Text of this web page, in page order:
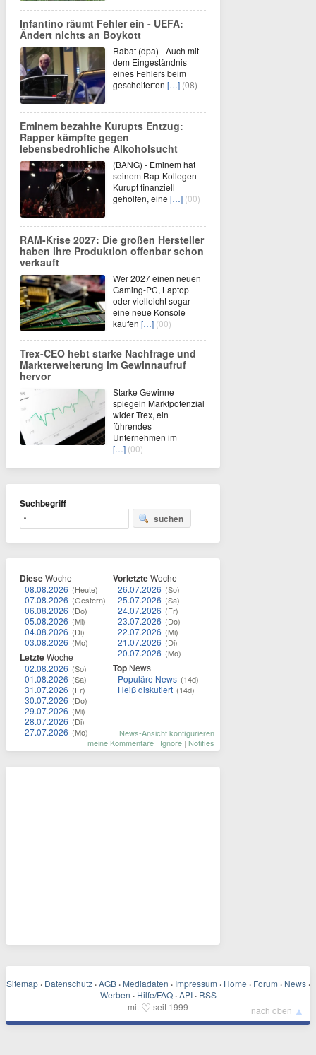
Infantino räumt Fehler ein - UEFA:
Ändert nichts an Boykott
Rabat (dpa) - Auch mit
dem Eingeständnis
eines Fehlers beim
gescheiterten […] (08)
Eminem bezahlte Kurupts Entzug:
Rapper kämpfte gegen
lebensbedrohliche Alkoholsucht
(BANG) - Eminem hat
seinem Rap-Kollegen
Kurupt finanziell
geholfen, eine […] (00)
RAM-Krise 2027: Die großen Hersteller
haben ihre Produktion offenbar schon
verkauft
Wer 2027 einen neuen
Gaming-PC, Laptop
oder vielleicht sogar
eine neue Konsole
kaufen […] (00)
Trex-CEO hebt starke Nachfrage und
Markterweiterung im Gewinnaufruf
hervor
Starke Gewinne
spiegeln Marktpotenzial
wider Trex, ein
führendes
Unternehmen im
[…] (00)
Suchbegriff
suchen
DieseWoche
08.08.2026 (Heute)
07.08.2026 (Gestern)
06.08.2026 (Do)
05.08.2026 (Mi)
04.08.2026 (Di)
03.08.2026 (Mo)
LetzteWoche
02.08.2026 (So)
01.08.2026 (Sa)
31.07.2026 (Fr)
30.07.2026 (Do)
29.07.2026 (Mi)
28.07.2026 (Di)
27.07.2026 (Mo)
VorletzteWoche
26.07.2026 (So)
25.07.2026 (Sa)
24.07.2026 (Fr)
23.07.2026 (Do)
22.07.2026 (Mi)
21.07.2026 (Di)
20.07.2026 (Mo)
Top News
Populäre News (14d)
Heiß diskutiert (14d)
News-Ansicht konfigurieren
meine Kommentare | Ignore | Notifies
Sitemap · Datenschutz · AGB · Mediadaten · Impressum · Home · Forum · News ·
Werben · Hilfe/FAQ · API · RSS
mit ♡ seit 1999 nach oben ▲